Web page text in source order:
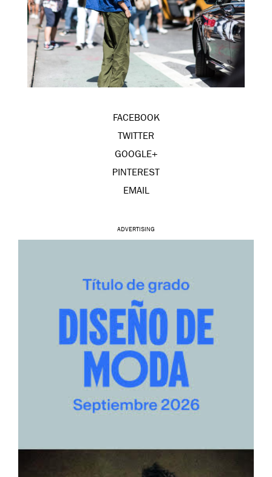
FACEBOOK
TWITTER
GOOGLE+
PINTEREST
EMAIL
ADVERTISING